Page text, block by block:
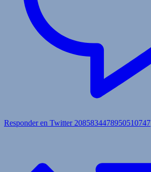
Responder en Twitter 2085834478950510747